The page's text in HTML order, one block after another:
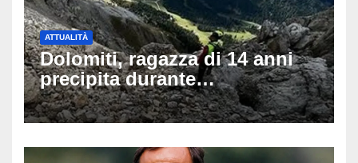
ATTUALITÀ
Dolomiti, ragazza di 14 anni
precipita durante
un’escursione: tragedia sul
Latemar davanti alla famiglia